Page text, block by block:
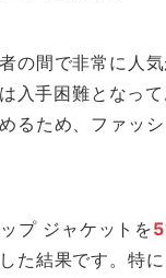
の間で非常に人
入手困難となっ
るため、ファッ
プ ジャケットを
た結果です。特